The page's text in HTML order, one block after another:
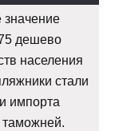
значение
дешево
населения
стали
импорта
таможней.